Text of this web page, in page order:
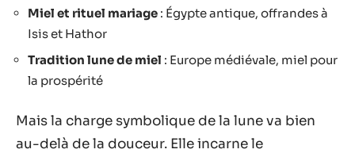
Miel et rituel mariage : Égypte antique, offrandes à
Isis et Hathor
Tradition lune de miel : Europe médiévale, miel pour
la prospérité
Mais la charge symbolique de la lune va bien
au-delà de la douceur. Elle incarne le